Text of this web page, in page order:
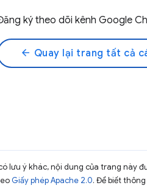
ký theo dõi kênh Google
arrow_back Quay lại trang tất cả
lưu ý khác, nội dung của trang này
Giấy phép Apache 2.0. Để biết